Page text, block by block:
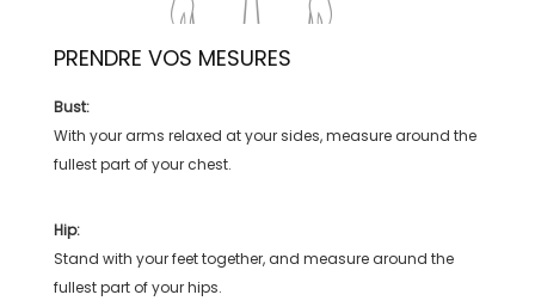
PRENDRE VOS MESURES
Bust:
With your arms relaxed at your sides, measure around the
fullest part of your chest.
Hip:
Stand with your feet together, and measure around the
fullest part of your hips.